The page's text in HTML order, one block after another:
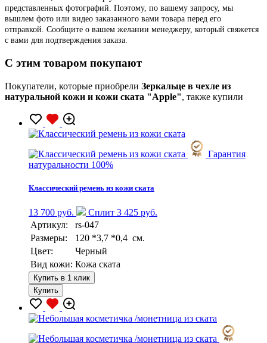
представленных фотографий. Поэтому, по вашему запросу, мы
вышлем фото или видео заказанного вами товара перед его
отправкой. Сообщите о вашем желании менеджеру, который свяжется
с вами для подтверждения заказа.
C этим товаром покупают
Покупатели, которые приобрели Зеркальце в чехле из
натуральной кожи и кожи ската "Apple", также купили
Гарантия
натуральности 100%
Классический ремень из кожи ската
13 700 руб.
Сплит 3 425 руб.
Артикул:
rs-047
Размеры:
120 *3,7 *0,4 см.
Цвет:
Черный
Вид кожи: Кожа ската
Купить в 1 клик
Купить